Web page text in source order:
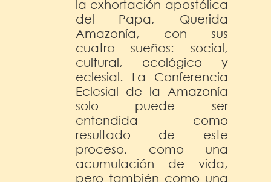
la exhortación apostólica
del Papa, Querida
Amazonía, con sus
cuatro sueños: social,
cultural, ecológico y
eclesial. La Conferencia
Eclesial de la Amazonía
solo puede ser
entendida como
resultado de este
proceso, como una
acumulación de vida,
pero también como una